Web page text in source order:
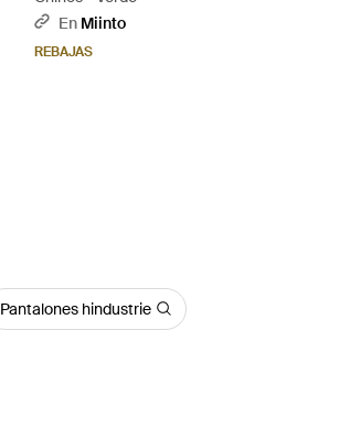
En Miinto
REBAJAS
Pantalones hindustrie